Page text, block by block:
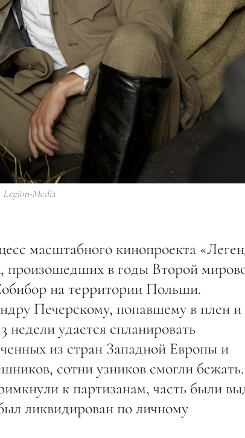
Legion-Media
масштабного кинопроекта
произошедших в годы Второй
на территории Польши.
Печерскому, попавшему в плен и
недели удается спланировать
из стран Западной Европы и
сотни узников смогли бежать.
к партизанам, часть были
ликвидирован по личному